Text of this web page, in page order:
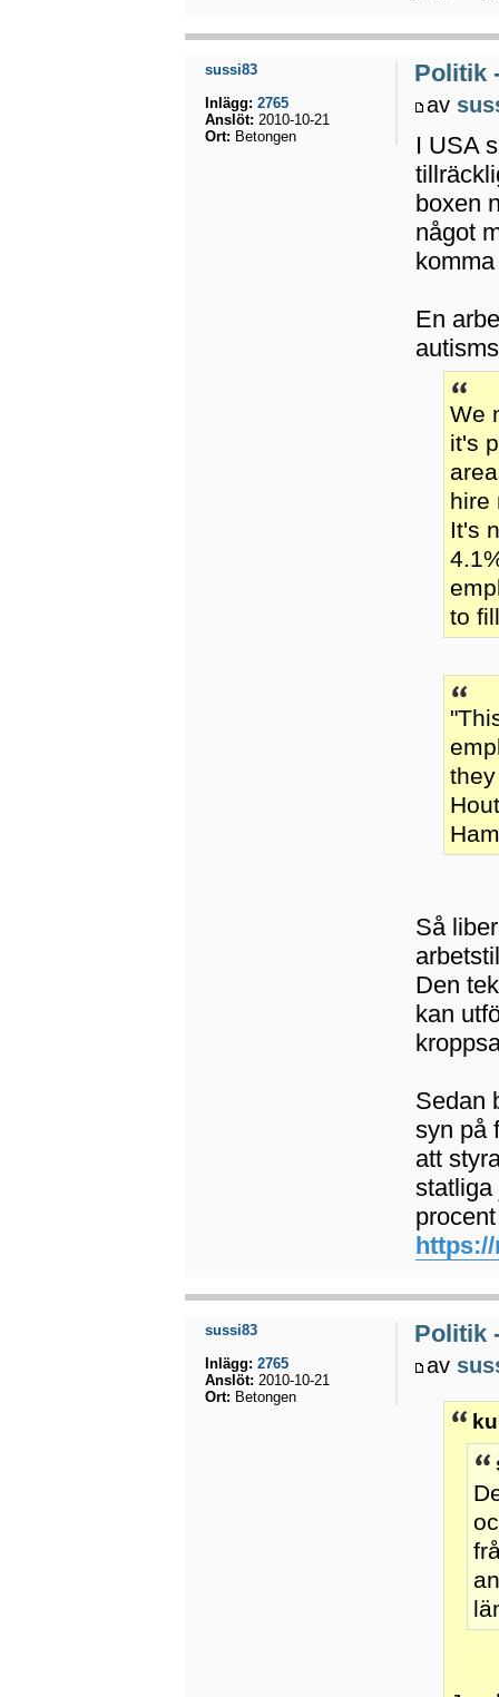
Politik
av
I USA
boxen
något
En
We
it's
hire
It's
to
Så
Den
kan
Sedan
syn på
att
statliga
sussi83
Inlägg: 2765
Anslöt: 2010-10-21
Ort: Betongen
Politik
av
sussi83
Inlägg: 2765
Anslöt: 2010-10-21
Ort: Betongen